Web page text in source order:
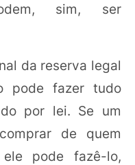
sim, ser
da reserva legal
pode fazer tudo
por lei. Se um
de quem
pode fazê-lo,